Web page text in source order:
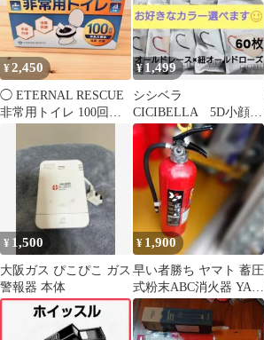
¥2,450
◯ ETERNAL RESCUE
非常用トイレ 100回分
¥ 1,499
シシベラ
CICIBELLA 5D小顔バ
イカラーマスク 60枚
セット７
¥ 1,500
大阪ガス ぴこぴこ ガス
警報器 本体
¥ 1,900
早い者勝ち ヤマト 蓄圧
式粉末ABC消火器 YA-
10NX